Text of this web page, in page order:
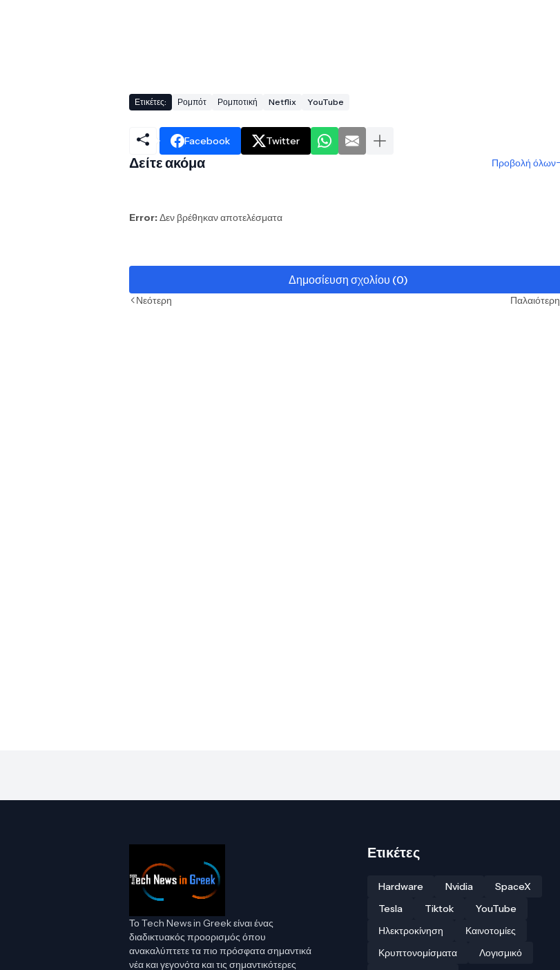
Ετικέτες: Ρομπότ Ρομποτική Netflix YouTube
Facebook Twitter
Δείτε ακόμα Προβολή όλων
Error:Δεν βρέθηκαν αποτελέσματα
Δημοσίευση σχολίου (0)
Νεότερη Παλαιότερη
Το Tech News in Greek είναι ένας
διαδικτυακός προορισμός όπου
ανακαλύπτετε τα πιο πρόσφατα σημαντικά
νέα και γεγονότα και τις σημαντικότερες
Ετικέτες
Hardware Nvidia
SpaceX
Tesla
Tiktok
YouTube
Ηλεκτροκίνηση
Καινοτομίες
Κρυπτονομίσματα
Λογισμικό